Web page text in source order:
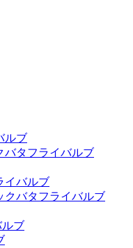
ルブ
バタフライバルブ
イバルブ
クバタフライバルブ
ブ